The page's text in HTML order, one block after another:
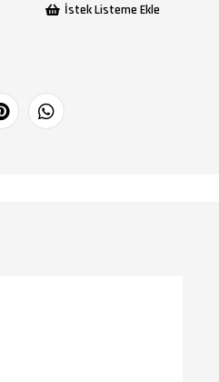
İstek Listeme Ekle